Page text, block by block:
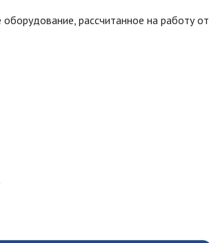
рассчитанное на работу от